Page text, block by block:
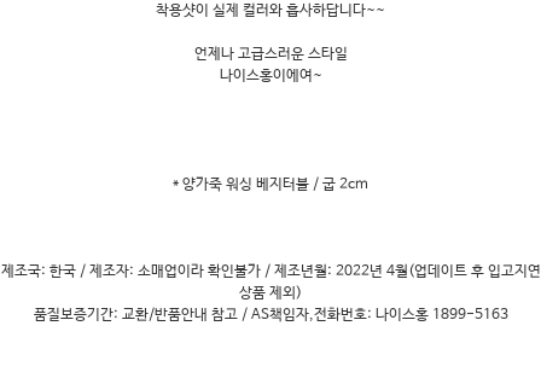
착용샷이 실제 컬러와 흡사하답니다~~
언제나 고급스러운 스타일
나이스홍이에여~
* 양가죽 워싱 베지터블 / 굽 2cm
제조국: 한국 / 제조자: 소매업이라 확인불가 / 제조년월: 2022년 4월(업데이트 후 입고지연
상품 제외)
품질보증기간: 교환/반품안내 참고 / AS책임자,전화번호: 나이스홍 1899-5163